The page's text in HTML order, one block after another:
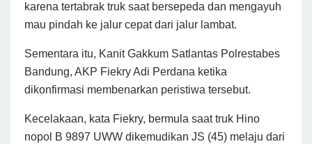
karena tertabrak truk saat bersepeda dan mengayuh
mau pindah ke jalur cepat dari jalur lambat.
Sementara itu, Kanit Gakkum Satlantas Polrestabes
Bandung, AKP Fiekry Adi Perdana ketika
dikonfirmasi membenarkan peristiwa tersebut.
Kecelakaan, kata Fiekry, bermula saat truk Hino
nopol B 9897 UWW dikemudikan JS (45) melaju dari